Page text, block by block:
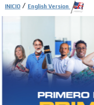
INICIO / English Version
ADS-3A
ADS-3B